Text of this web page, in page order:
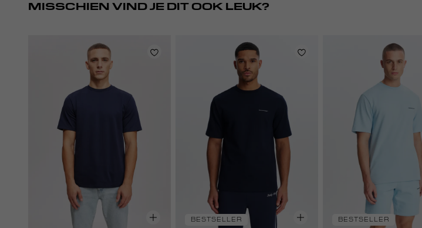
MISSCHIEN VIND JE DIT OOK LEUK?
BESTSELLER BESTSELLER